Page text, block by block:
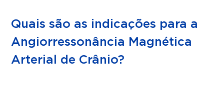
Quais são as indicações para a
Angiorressonância Magnética
Arterial de Crânio?